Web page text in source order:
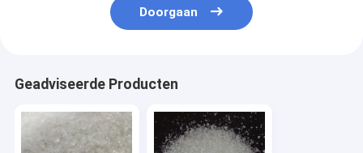
Doorgaan
Geadviseerde Producten